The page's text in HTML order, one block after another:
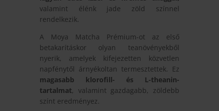
valamint élénk jade zöld színnel
rendelkezik.
A Moya Matcha Prémium-ot az első
betakarításkor olyan teanövényekből
nyerik, amelyek kifejezetten közvetlen
napfénytől árnyékoltan termesztettek. Ez
magasabb klorofill- és L-theanin-
tartalmat, valamint gazdagabb, zöldebb
színt eredményez.